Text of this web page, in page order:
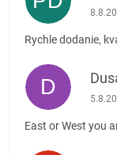
Rychle dodanie,
D
East or West you